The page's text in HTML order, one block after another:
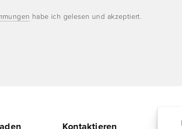
habe ich gelesen und akzeptiert.
Kontaktieren